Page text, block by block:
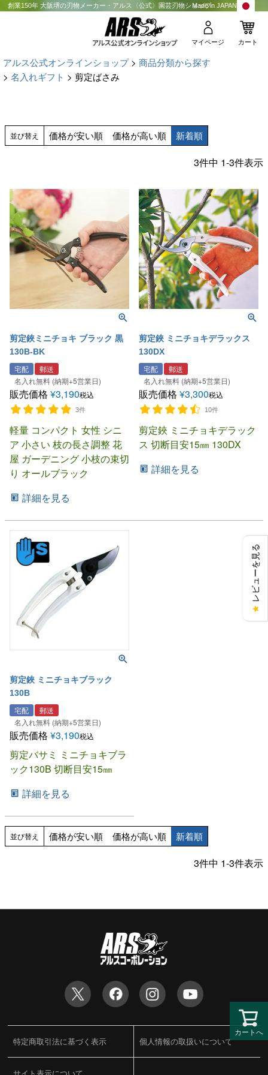
創業150年 大阪堺の刃物メーカー・アルス〈公式〉園芸刃物ショップMade in JAPAN
マイページ カート
アルス公式オンラインショップ
商品分類から探す
名入れギフト
剪定ばさみ
並び替え 価格が安い順 価格が高い順 新着順
3件中 1-3件表示
剪定鋏ミニチョキ ブラック 黒
130B-BK
宅配
郵送
名入れ無料 (納期+5営業日)
販売価格 ¥3,190税込
3件
軽量 コンパクト 女性 シニ
ア 小さい 枝の長さ調整 花
屋 ガーデニング 小枝の束切
り オールブラック
詳細を見る
剪定鋏 ミニチョキデラックス
130DX
宅配
郵送
名入れ無料 (納期+5営業日)
販売価格 ¥3,300税込
10件
剪定鋏 ミニチョキデラック
ス 切断目安15㎜ 130DX
詳細を見る
剪定鋏 ミニチョキブラック
130B
宅配
郵送
名入れ無料 (納期+5営業日)
販売価格 ¥3,190税込
剪定バサミ ミニチョキブラ
ック130B 切断目安15㎜
詳細を見る
並び替え 価格が安い順 価格が高い順 新着順
3件中 1-3件表示
カートへ
特定商取引法に基づく表示 個人情報の取扱いについて
★
レビューを見る